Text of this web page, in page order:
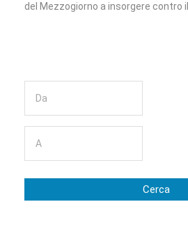
del Mezzogiorno a insorgere contro
Cerca